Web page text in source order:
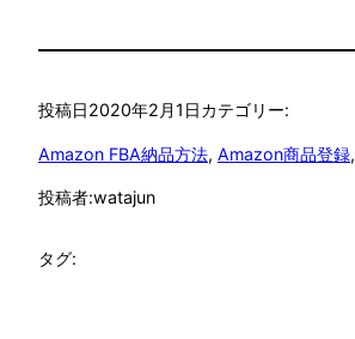
投稿日2020年2月1日カテゴリー:
Amazon FBA納品方法, Amazon商品登録,
投稿者:watajun
タグ: